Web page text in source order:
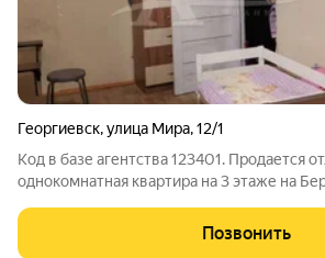
Георгиевск,улица Мира,12/1
Код в базе агентства 123401. Продается
однокомнатная квартира на 3 этаже на
Позвонить